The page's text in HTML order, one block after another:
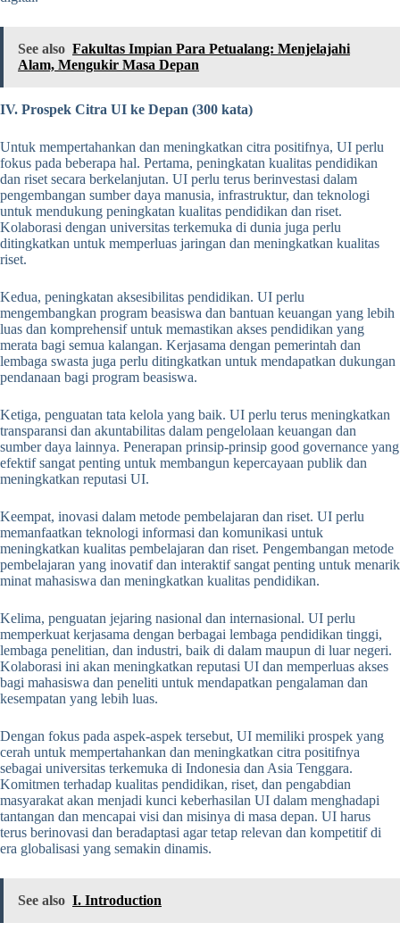
See also Fakultas Impian Para Petualang: Menjelajahi
Alam, Mengukir Masa Depan
IV. Prospek Citra UI ke Depan (300 kata)
Untuk mempertahankan dan meningkatkan citra positifnya, UI perlu
fokus pada beberapa hal. Pertama, peningkatan kualitas pendidikan
dan riset secara berkelanjutan. UI perlu terus berinvestasi dalam
pengembangan sumber daya manusia, infrastruktur, dan teknologi
untuk mendukung peningkatan kualitas pendidikan dan riset.
Kolaborasi dengan universitas terkemuka di dunia juga perlu
ditingkatkan untuk memperluas jaringan dan meningkatkan kualitas
riset.
Kedua, peningkatan aksesibilitas pendidikan. UI perlu
mengembangkan program beasiswa dan bantuan keuangan yang lebih
luas dan komprehensif untuk memastikan akses pendidikan yang
merata bagi semua kalangan. Kerjasama dengan pemerintah dan
lembaga swasta juga perlu ditingkatkan untuk mendapatkan dukungan
pendanaan bagi program beasiswa.
Ketiga, penguatan tata kelola yang baik. UI perlu terus meningkatkan
transparansi dan akuntabilitas dalam pengelolaan keuangan dan
sumber daya lainnya. Penerapan prinsip-prinsip good governance yang
efektif sangat penting untuk membangun kepercayaan publik dan
meningkatkan reputasi UI.
Keempat, inovasi dalam metode pembelajaran dan riset. UI perlu
memanfaatkan teknologi informasi dan komunikasi untuk
meningkatkan kualitas pembelajaran dan riset. Pengembangan metode
pembelajaran yang inovatif dan interaktif sangat penting untuk menarik
minat mahasiswa dan meningkatkan kualitas pendidikan.
Kelima, penguatan jejaring nasional dan internasional. UI perlu
memperkuat kerjasama dengan berbagai lembaga pendidikan tinggi,
lembaga penelitian, dan industri, baik di dalam maupun di luar negeri.
Kolaborasi ini akan meningkatkan reputasi UI dan memperluas akses
bagi mahasiswa dan peneliti untuk mendapatkan pengalaman dan
kesempatan yang lebih luas.
Dengan fokus pada aspek-aspek tersebut, UI memiliki prospek yang
cerah untuk mempertahankan dan meningkatkan citra positifnya
sebagai universitas terkemuka di Indonesia dan Asia Tenggara.
Komitmen terhadap kualitas pendidikan, riset, dan pengabdian
masyarakat akan menjadi kunci keberhasilan UI dalam menghadapi
tantangan dan mencapai visi dan misinya di masa depan. UI harus
terus berinovasi dan beradaptasi agar tetap relevan dan kompetitif di
era globalisasi yang semakin dinamis.
See also I. Introduction